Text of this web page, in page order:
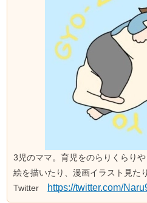
3児のママ。育児をのらりくらりや
絵を描いたり、漫画イラスト見た
Twitter
https://twitter.com/